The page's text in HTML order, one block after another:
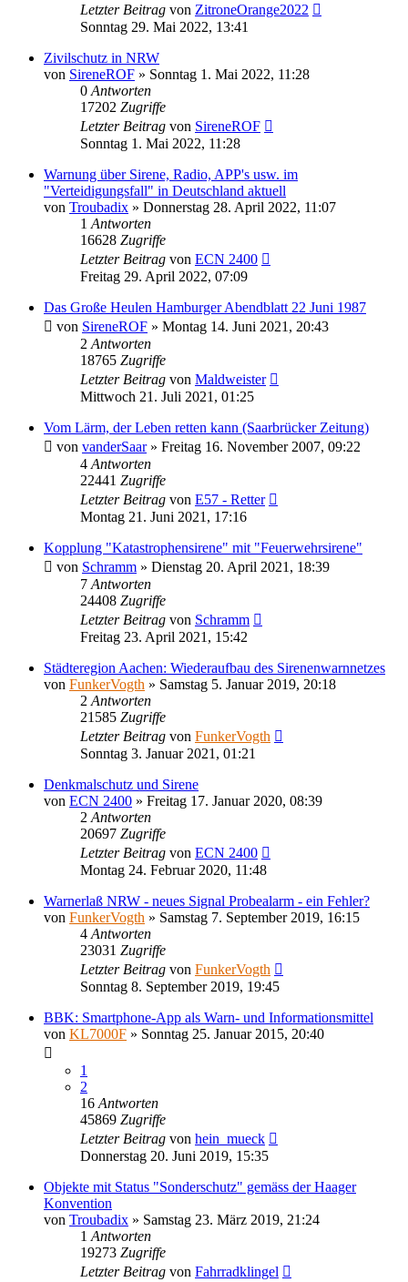
Letzter Beitrag von ZitroneOrange2022
Sonntag 29. Mai 2022, 13:41
Zivilschutz in NRW
von SireneROF » Sonntag 1. Mai 2022, 11:28
0 Antworten
17202 Zugriffe
Letzter Beitrag von SireneROF
Sonntag 1. Mai 2022, 11:28
Warnung über Sirene, Radio, APP's usw. im
"Verteidigungsfall" in Deutschland aktuell
von Troubadix » Donnerstag 28. April 2022, 11:07
1 Antworten
16628 Zugriffe
Letzter Beitrag von ECN 2400
Freitag 29. April 2022, 07:09
Das Große Heulen Hamburger Abendblatt 22 Juni 1987
von SireneROF » Montag 14. Juni 2021, 20:43
2 Antworten
18765 Zugriffe
Letzter Beitrag von Maldweister
Mittwoch 21. Juli 2021, 01:25
Vom Lärm, der Leben retten kann (Saarbrücker Zeitung)
von vanderSaar» Freitag 16. November 2007, 09:22
4 Antworten
22441 Zugriffe
Letzter Beitrag von E57 - Retter
Montag 21. Juni 2021, 17:16
Kopplung "Katastrophensirene" mit "Feuerwehrsirene"
von Schramm » Dienstag 20. April 2021, 18:39
7 Antworten
24408 Zugriffe
Letzter Beitrag von Schramm
Freitag 23. April 2021, 15:42
Städteregion Aachen: Wiederaufbau des Sirenenwarnnetzes
von FunkerVogth » Samstag 5. Januar 2019, 20:18
2 Antworten
21585 Zugriffe
Letzter Beitrag von FunkerVogth
Sonntag 3. Januar 2021, 01:21
Denkmalschutz und Sirene
von ECN 2400 » Freitag 17. Januar 2020, 08:39
2 Antworten
20697 Zugriffe
Letzter Beitrag von ECN 2400
Montag 24. Februar 2020, 11:48
Warnerlaß NRW - neues Signal Probealarm - ein Fehler?
von FunkerVogth » Samstag 7. September 2019, 16:15
4 Antworten
23031 Zugriffe
Letzter Beitrag von FunkerVogth
Sonntag 8. September 2019, 19:45
BBK: Smartphone-App als Warn- und Informationsmittel
von KL7000F » Sonntag 25. Januar 2015, 20:40
1
2
16 Antworten
45869 Zugriffe
Letzter Beitrag von hein_mueck
Donnerstag 20. Juni 2019, 15:35
Objekte mit Status "Sonderschutz" gemäss der Haager
Konvention
von Troubadix » Samstag 23. März 2019, 21:24
1 Antworten
19273 Zugriffe
Letzter Beitrag von Fahrradklingel